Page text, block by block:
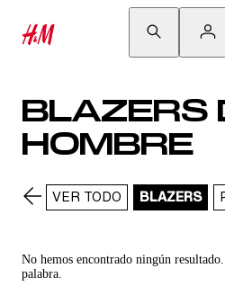
BLAZERS
HOMBRE
VER TODO BLAZERS
No hemos encontrado ningún
palabra.